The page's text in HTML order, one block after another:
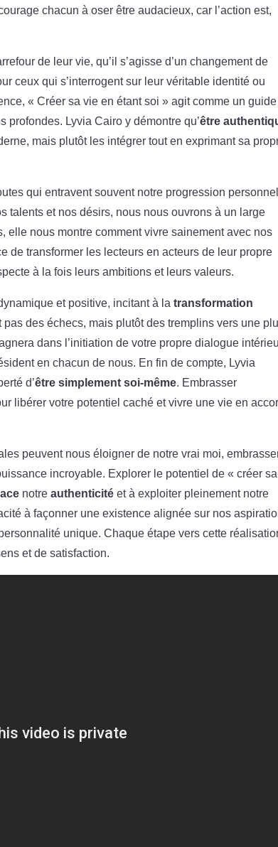
chacun à oser être audacieux, car l’action est,
de leur vie, qu’il s’agisse d’un changement de
ceux qui s’interrogent sur leur véritable identité ou
« Créer sa vie en étant soi » agit comme un guide
profondes. Lyvia Cairo y démontre qu’être
mais plutôt les intégrer tout en exprimant sa
qui entravent souvent notre progression
talents et nos désirs, nous nous ouvrons à un large
nous montre comment vivre sainement avec nos
de transformer les lecteurs en acteurs de leur propre
à la fois leurs ambitions et leurs valeurs.
et positive, incitant à latransformation
des échecs, mais plutôt des tremplins vers une
dans l’initiation de votre propre dialogue
en chacun de nous. En fin de compte, Lyvia
d’être simplement soi-même. Embrasser
libérer votre potentiel caché et vivre une vie en
peuvent nous éloigner de notre vrai moi,
incroyable. Explorer le potentiel de « créer
notreauthenticité et à exploiter pleinement notre
à façonner une existence alignée sur nos
unique. Chaque étape vers cette
et de satisfaction.